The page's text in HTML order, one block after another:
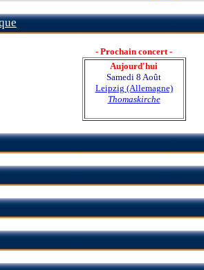
- Prochain concert -
Aujourd'hui
Samedi 8 Août
Leipzig (Allemagne)
Thomaskirche